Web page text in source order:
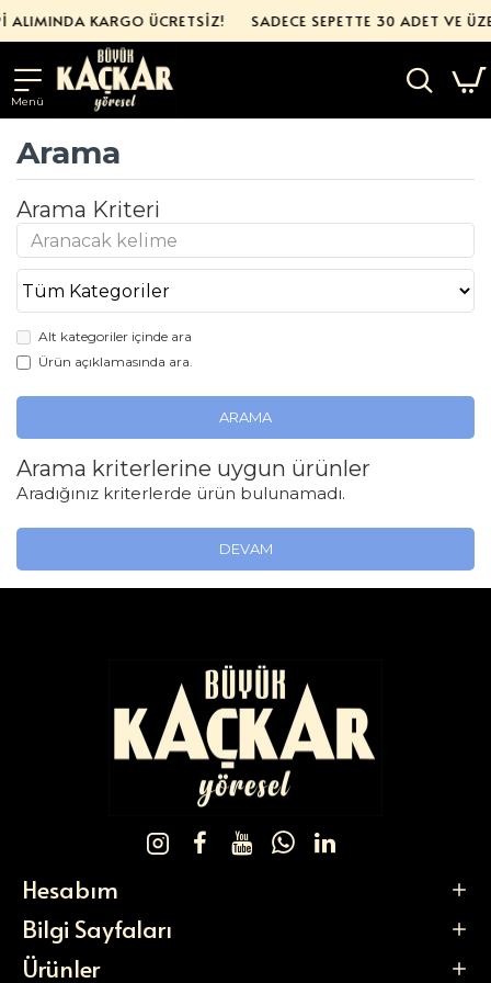
ALIMINDA KARGO ÜCRETSİZ! SADECE SEPETTE 30 ADET VE
Arama
Arama Kriteri
Alt kategoriler içinde ara
Ürün açıklamasında ara.
ARAMA
Arama kriterlerine uygun ürünler
Aradığınız kriterlerde ürün bulunamadı.
DEVAM
Hesabım
Bilgi Sayfaları
Ürünler